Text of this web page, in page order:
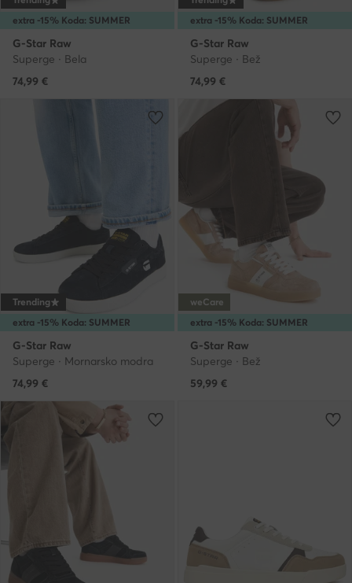
extra -15% Koda: SUMMER
G-Star Raw
Superge · Bela
74,99 €
extra -15% Koda: SUMMER
G-Star Raw
Superge · Bež
74,99 €
extra -15% Koda: SUMMER
Trending
G-Star Raw
Superge · Mornarsko modra
74,99 €
extra -15% Koda: SUMMER
weCare
G-Star Raw
Superge · Bež
59,99 €